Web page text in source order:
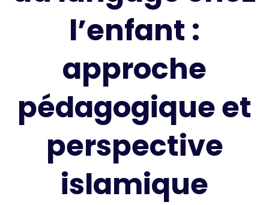
l’enfant :
approche
pédagogique et
perspective
islamique